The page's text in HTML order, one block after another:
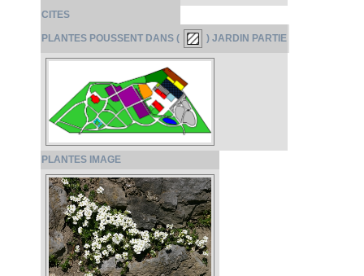
CITES
PLANTES POUSSENT DANS ( ) JARDIN PARTIE
PLANTES IMAGE